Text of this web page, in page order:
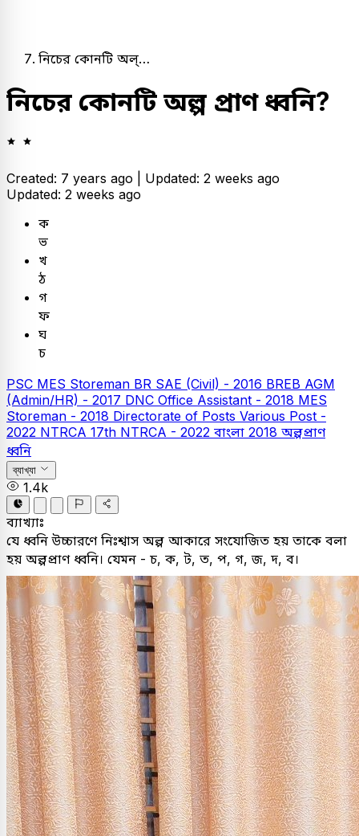
নিচের কোনটি অল্…
নিচের কোনটি অল্প প্রাণ ধ্বনি?
Created: 7 years ago | Updated: 2 weeks ago
Updated: 2 weeks ago
ক
ভ
খ
ঠ
গ
ফ
ঘ
চ
PSC MES Storeman BR SAE (Civil) - 2016 BREB AGM
(Admin/HR) - 2017 DNC Office Assistant - 2018 MES
Storeman - 2018 Directorate of Posts Various Post -
2022 NTRCA 17th NTRCA - 2022 বাংলা 2018 অল্পপ্রাণ
ধ্বনি
ব্যাখ্যা
1.4k
ব্যাখ্যাঃ
যে ধ্বনি উচ্চারণে নিঃশ্বাস অল্প আকারে সংযােজিত হয় তাকে বলা
হয় অল্পপ্রাণ ধ্বনি। যেমন - চ, ক, ট, ত, প, গ, জ, দ, ব।